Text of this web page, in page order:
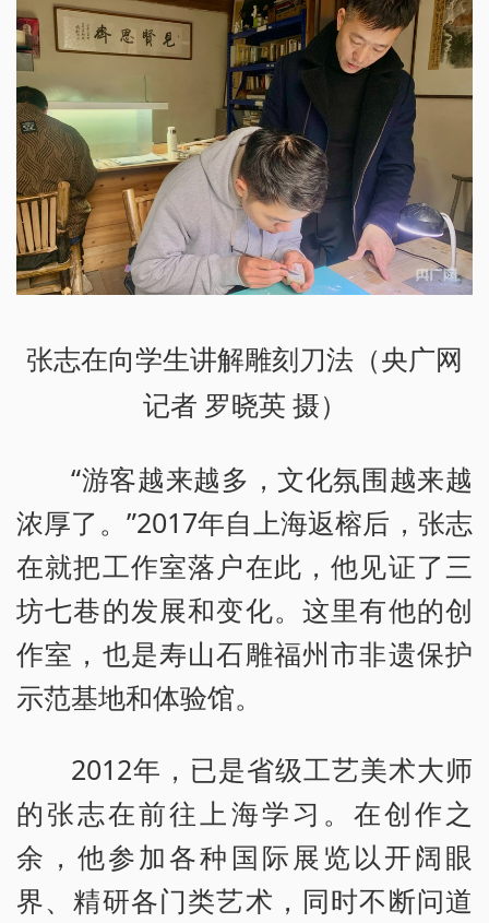
张志在向学生讲解雕刻刀法（央广网
记者 罗晓英 摄）
“游客越来越多，文化氛围越来越
浓厚了。”2017年自上海返榕后，张志
在就把工作室落户在此，他见证了三
坊七巷的发展和变化。这里有他的创
作室，也是寿山石雕福州市非遗保护
示范基地和体验馆。
2012年，已是省级工艺美术大师
的张志在前往上海学习。在创作之
余，他参加各种国际展览以开阔眼
界、精研各门类艺术，同时不断问道